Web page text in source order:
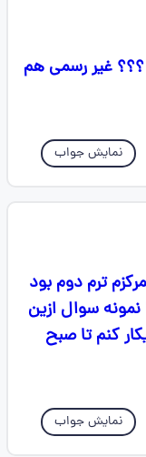
؟؟؟ غیر رسمی هم
نمایش جواب
تمرکزم‌ ترم دوم بود
چند تا نمونه سوال ازین
کنم تا صبح
نمایش جواب